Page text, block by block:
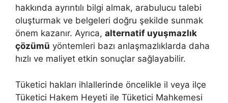
hakkında ayrıntılı bilgi almak, arabulucu talebi
oluşturmak ve belgeleri doğru şekilde sunmak
önem kazanır. Ayrıca, alternatif uyuşmazlık
çözümü yöntemleri bazı anlaşmazlıklarda daha
hızlı ve maliyet etkin sonuçlar sağlayabilir.
Tüketici hakları ihlallerinde öncelikle il veya ilçe
Tüketici Hakem Heyeti ile Tüketici Mahkemesi